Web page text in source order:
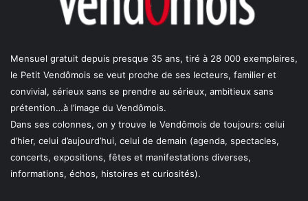
Mensuel gratuit depuis presque 35 ans, tiré à 28 000 exemplaires,
le Petit Vendômois se veut proche de ses lecteurs, familier et
convivial, sérieux sans se prendre au sérieux, ambitieux sans
prétention…à l’image du Vendômois.
Dans ses colonnes, on y trouve le Vendômois de toujours: celui
d’hier, celui d’aujourd’hui, celui de demain (agenda, spectacles,
concerts, expositions, fêtes et manifestations diverses,
informations, échos, histoires et curiosités).